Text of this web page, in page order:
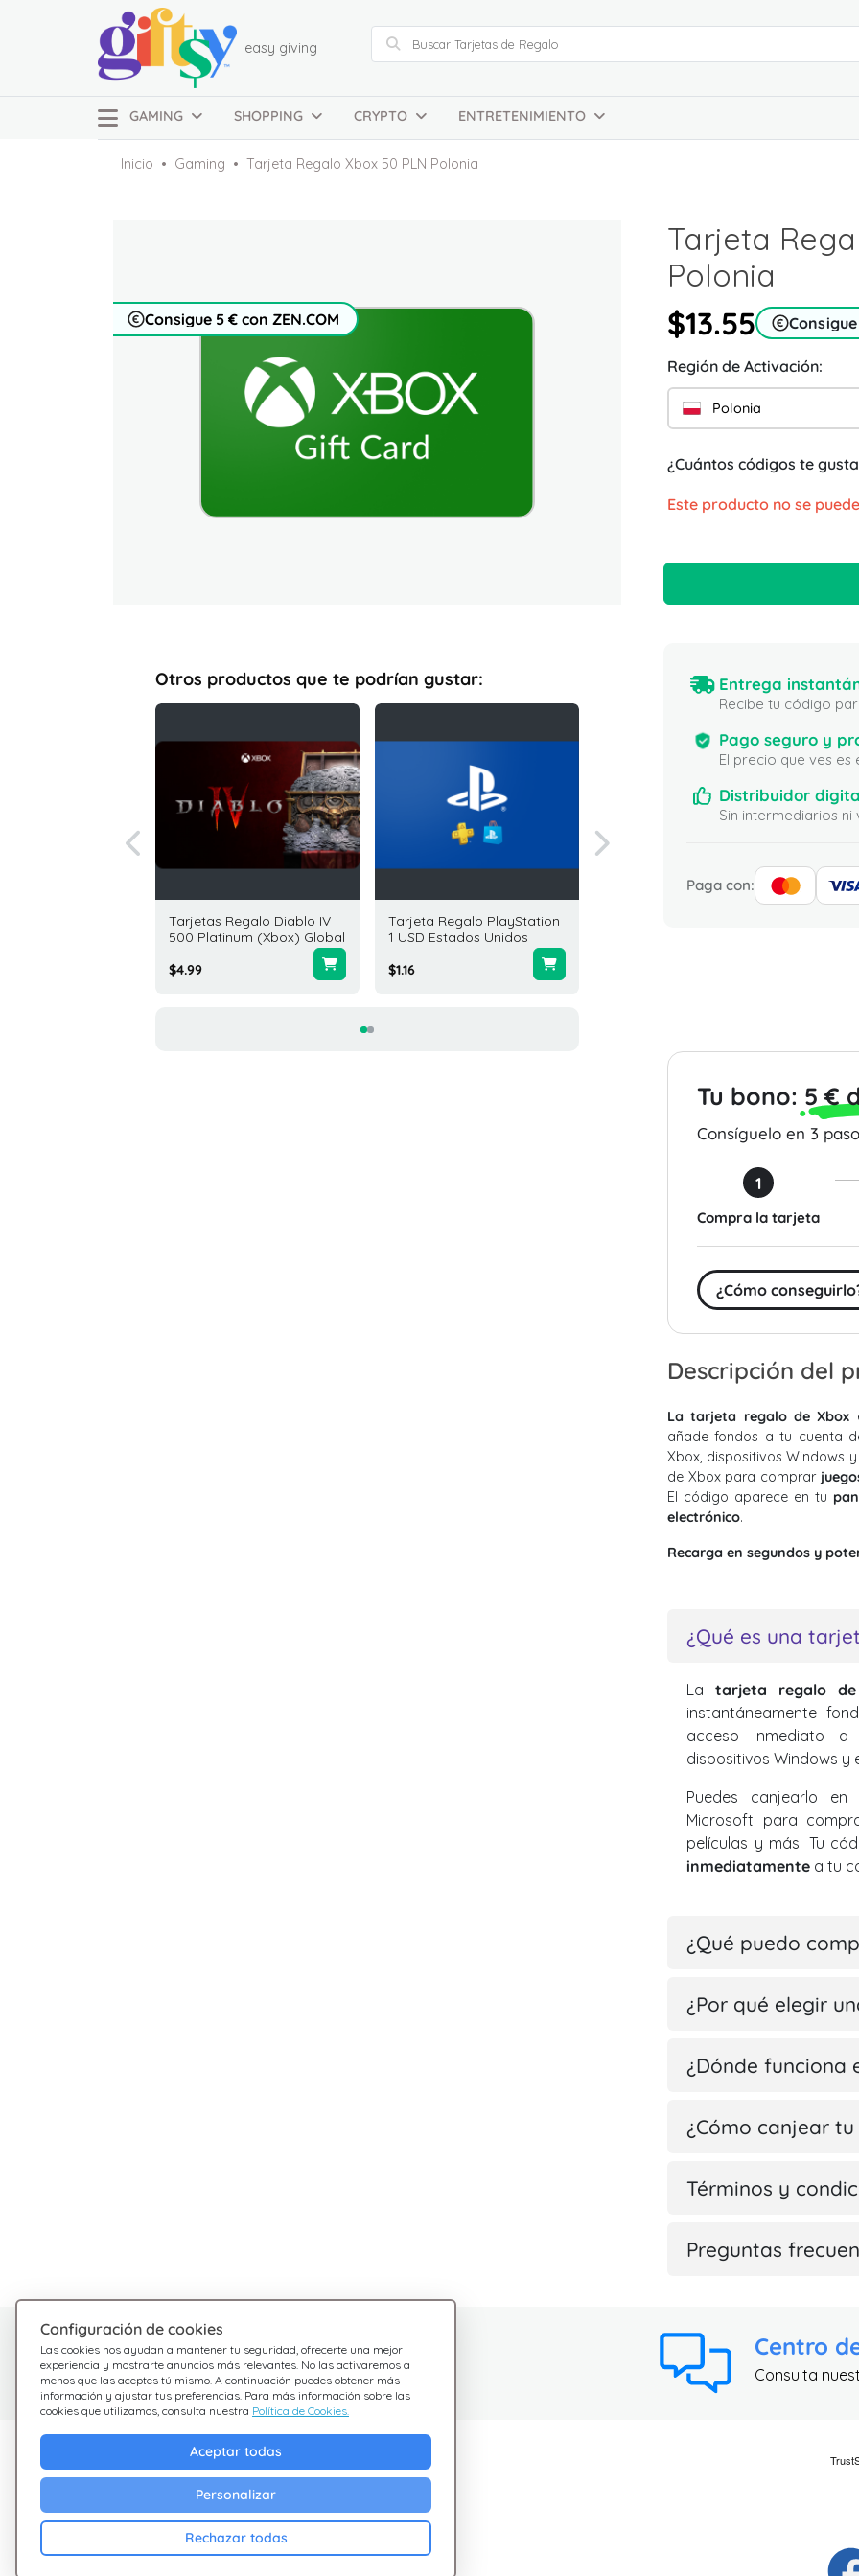
easy giving
GAMING SHOPPING CRYPTO ENTRETENIMIENTO
Inicio Gaming Tarjeta Regalo Xbox 50 PLN Polonia
Consigue 5 € con ZEN.COM
Tarjeta
Polonia
$13.55
Región de Activación:
Polonia
¿Cuántos códigos te
Este producto no se
Otros productos que te podrían gustar:
Tarjetas Regalo Diablo IV
500 Platinum (Xbox) Global
$4.99
Tarjeta Regalo PlayStation
1 USD Estados Unidos
$1.16
Entrega
Recibe tu código
Pago seguro y
El precio que ves
Distribuidor
Sin intermediarios
Paga con:
Tu bono: 5 €
Consíguelo en 3
1
Compra la tarjeta
¿Cómo
Descripción del
La tarjeta regalo de Xbox
añade fondos a tu cuenta
Xbox, dispositivos Windows
de Xbox para comprar
El código aparece en tu
electrónico.
Recarga en segundos y
¿Qué es una
La tarjeta regalo de
instantáneamente
acceso inmediato a
dispositivos Windows y
Puedes canjearlo
Microsoft para
películas y más. Tu
inmediatamente a tu
¿Qué puedo
¿Por qué elegir
¿Dónde funciona
¿Cómo canjear
Términos y
Preguntas
Configuración de cookies
Las cookies nos ayudan a mantener tu seguridad, ofrecerte una mejor
experiencia y mostrarte anuncios más relevantes. No las activaremos a
menos que las aceptes tú mismo. A continuación puedes obtener más
información y ajustar tus preferencias. Para más información sobre las
cookies que utilizamos, consulta nuestra Política de Cookies.
Aceptar todas
Personalizar
Rechazar todas
¿Tienes dudas?
Estamos aquí para ayudarte
Centro
Consulta
Descubre Giftsy
Cashback
Blog
Condiciones